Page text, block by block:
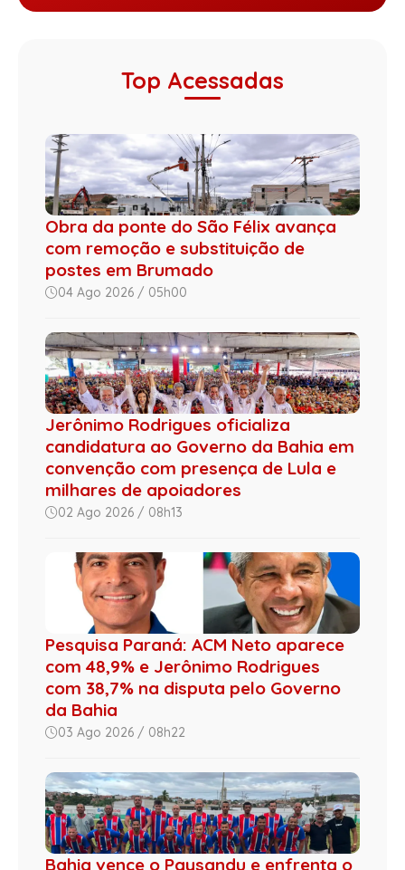
Top Acessadas
Obra da ponte do São Félix avança
com remoção e substituição de
postes em Brumado
04 Ago 2026 / 05h00
Jerônimo Rodrigues oficializa
candidatura ao Governo da Bahia em
convenção com presença de Lula e
milhares de apoiadores
02 Ago 2026 / 08h13
Pesquisa Paraná: ACM Neto aparece
com 48,9% e Jerônimo Rodrigues
com 38,7% na disputa pelo Governo
da Bahia
03 Ago 2026 / 08h22
Bahia vence o Paysandu e enfrenta o